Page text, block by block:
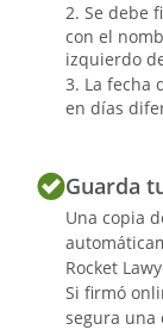
18.
afecten a
produzcan.
Firma
Se debe
con el
izquierdo
La fecha
en días
Guarda
Una copia
Rocket
Si firmó
segura una